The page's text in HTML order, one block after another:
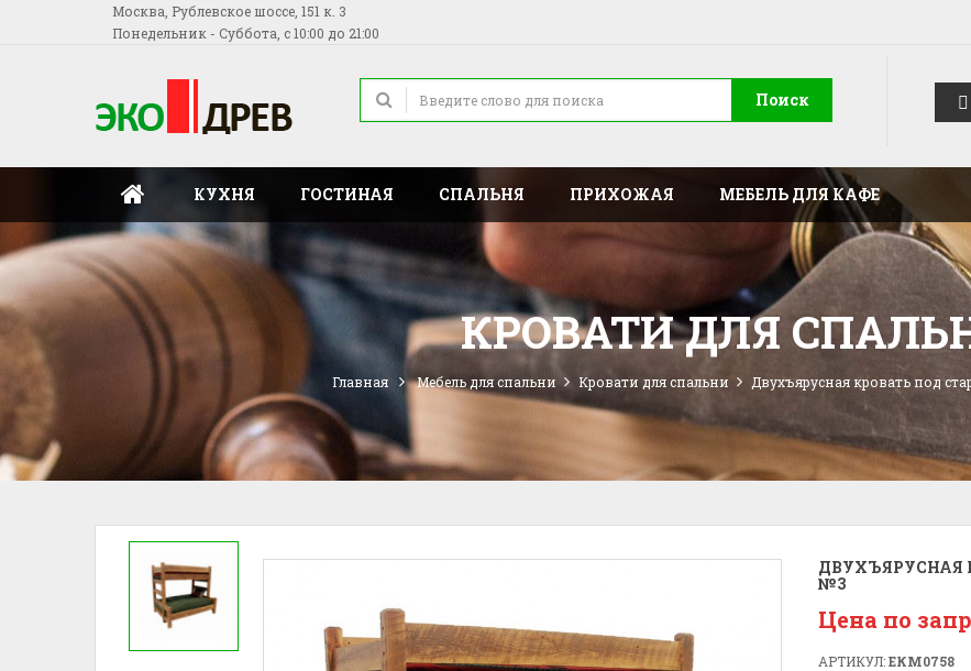
Москва, Рублевское шоссе, 151 к. 3
Понедельник - Суббота, с 10:00 до 21:00
Поиск
КУХНЯ ГОСТИНАЯ СПАЛЬНЯ ПРИХОЖАЯ МЕБЕЛЬ ДЛЯ КАФЕ
КРОВАТИ ДЛЯ
Главная Мебель для спальни Кровати для спальни Двухъярусная кровать под
ДВУХЪЯРУСНАЯ
№3
Цена по
АРТИКУЛ:ЕКМ0758